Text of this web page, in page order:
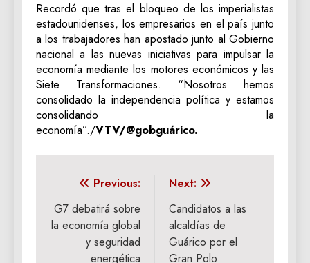
Recordó que tras el bloqueo de los imperialistas
estadounidenses, los empresarios en el país junto
a los trabajadores han apostado junto al Gobierno
nacional a las nuevas iniciativas para impulsar la
economía mediante los motores económicos y las
Siete Transformaciones. “Nosotros hemos
consolidado la independencia política y estamos
consolidando la
economía”./VTV/@gobguárico.
Navegación
de
entradas
Previous:
G7 debatirá sobre
la economía global
y seguridad
energética
Next:
Candidatos a las
alcaldías de
Guárico por el
Gran Polo